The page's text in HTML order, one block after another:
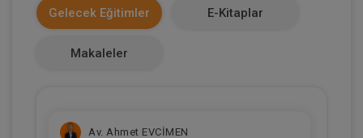
0
Gelecek Eğitimler E-Kitaplar
Makaleler
Av. Ahmet EVCİMEN